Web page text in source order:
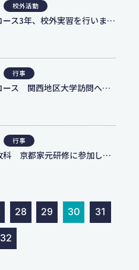
校外活動
普通科福祉コース3年、校外実習を行いました
行事
特進・進学コース 関西地区大学訪問へ行きました
行事
３年生、専攻科 京都家元研修に参加しました
28 29 30 31
32